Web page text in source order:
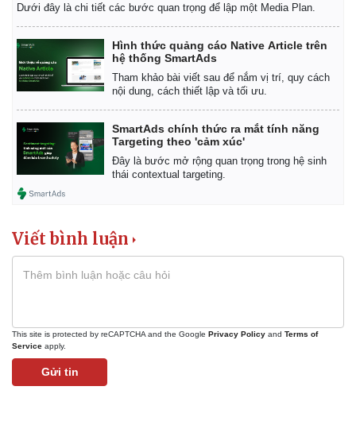
Dưới đây là chi tiết các bước quan trọng để lập một Media Plan.
Hình thức quảng cáo Native Article trên
hệ thống SmartAds
Tham khảo bài viết sau để nắm vị trí, quy cách
nội dung, cách thiết lập và tối ưu.
SmartAds chính thức ra mắt tính năng
Targeting theo 'cảm xúc'
Đây là bước mở rộng quan trọng trong hệ sinh
thái contextual targeting.
Viết bình luận
This site is protected by reCAPTCHA and the Google Privacy Policy and Terms of
Service apply.
Gửi tin